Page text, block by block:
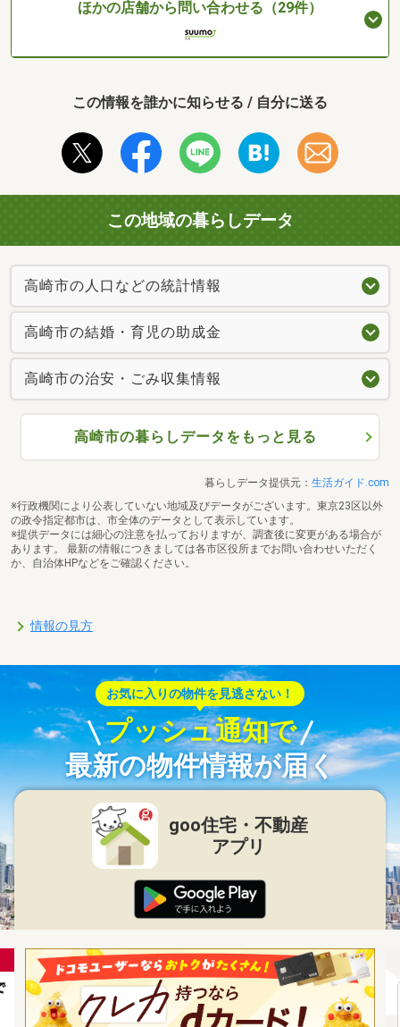
ほかの店舗から問い合わせる（29件）
この情報を誰かに知らせる / 自分に送る
この地域の暮らしデータ
高崎市の人口などの統計情報
高崎市の結婚・育児の助成金
高崎市の治安・ごみ収集情報
高崎市の暮らしデータをもっと見る
暮らしデータ提供元： 生活ガイド.com
※行政機関により公表していない地域及びデータがございます。東京23区以外
の政令指定都市は、市全体のデータとして表示しています。
※提供データには細心の注意を払っておりますが、調査後に変更がある場合が
あります。 最新の情報につきましては各市区役所までお問い合わせいただく
か、自治体HPなどをご確認ください。
情報の見方
お気に入りの物件を見逃さない！
プッシュ通知で
最新の物件情報が届く
goo住宅・不動産
アプリ